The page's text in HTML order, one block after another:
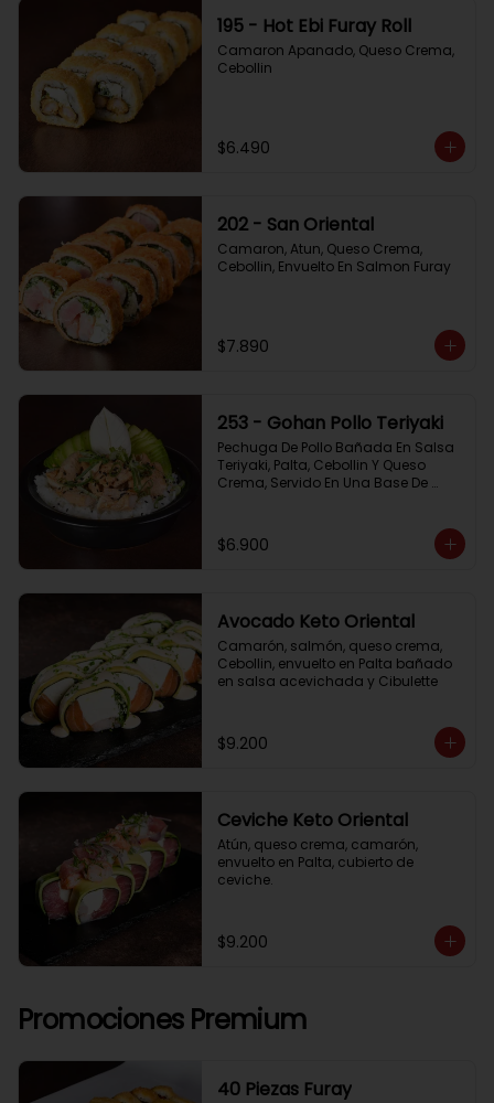
195 - Hot Ebi Furay Roll
Camaron Apanado, Queso Crema,
Cebollin
$6.490
202 - San Oriental
Camaron, Atun, Queso Crema,
Cebollin, Envuelto En Salmon Furay
$7.890
253 - Gohan Pollo Teriyaki
Pechuga De Pollo Bañada En Salsa
Teriyaki, Palta, Cebollin Y Queso
Crema, Servido En Una Base De
$6.900
Avocado Keto Oriental
Camarón, salmón, queso crema,
Cebollin, envuelto en Palta bañado
en salsa acevichada y Cibulette
$9.200
Ceviche Keto Oriental
Atún, queso crema, camarón,
envuelto en Palta, cubierto de
ceviche.
$9.200
Promociones Premium
40 Piezas Furay